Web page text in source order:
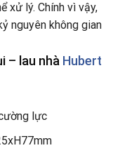
xử lý. Chính vì vậy,
nguyên không gian
– lau nhà Hubert
lực